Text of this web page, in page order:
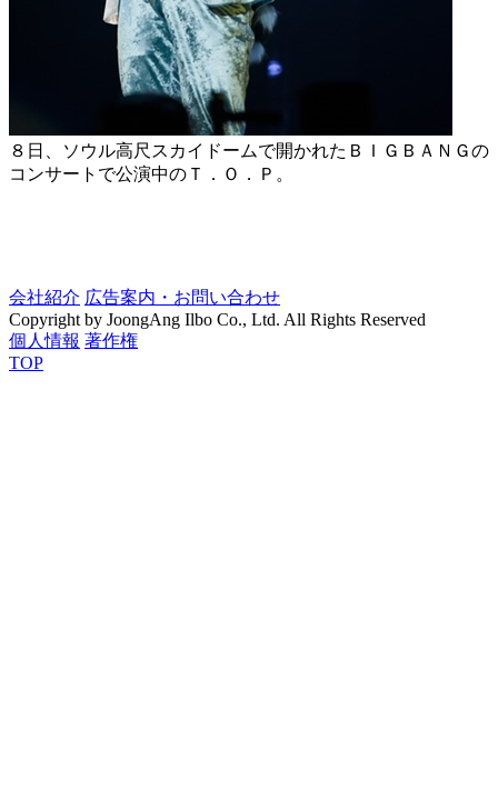
８日、ソウル高尺スカイドームで開かれたＢＩＧＢＡＮＧの
コンサートで公演中のＴ．Ｏ．Ｐ。
会社紹介 広告案内・お問い合わせ
Copyright by JoongAng Ilbo Co., Ltd. All Rights Reserved
個人情報 著作権
TOP